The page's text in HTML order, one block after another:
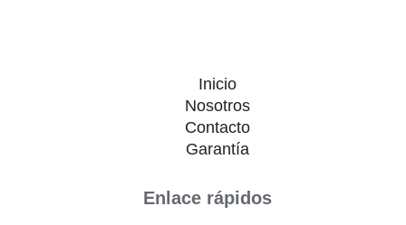
Inicio
Nosotros
Contacto
Garantía
Enlace rápidos